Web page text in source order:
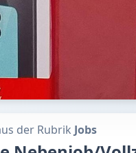
der Rubrik Jobs